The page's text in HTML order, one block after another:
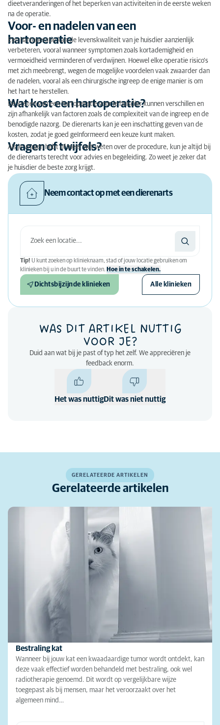
dieetveranderingen of het beperken van activiteiten in de eerste weken
na de operatie.
Voor- en nadelen van een
hartoperatie
Een hartoperatie kan de levenskwaliteit van je huisdier aanzienlijk
verbeteren, vooral wanneer symptomen zoals kortademigheid en
vermoeidheid verminderen of verdwijnen. Hoewel elke operatie risico's
met zich meebrengt, wegen de mogelijke voordelen vaak zwaarder dan
de nadelen, vooral als een chirurgische ingreep de enige manier is om
het hart te herstellen.
Wat kost een hartoperatie?
De kosten van een hartoperatie voor je huisdier kunnen verschillen en
zijn afhankelijk van factoren zoals de complexiteit van de ingreep en de
benodigde nazorg. De dierenarts kan je een inschatting geven van de
kosten, zodat je goed geïnformeerd een keuze kunt maken.
Vragen of twijfels?
Als je vragen hebt of meer wilt weten over de procedure, kun je altijd bij
de dierenarts terecht voor advies en begeleiding. Zo weet je zeker dat
je huisdier de beste zorg krijgt.
Neem contact op met een dierenarts
Tip! U kunt zoeken op klinieknaam, stad of jouw locatie gebruiken om
klinieken bij u in de buurt te vinden. Hoe in te schakelen.
Dichtsbijzijnde klinieken Alle klinieken
WAS DIT ARTIKEL NUTTIG
VOOR JE?
Duid aan wat bij je past of typ het zelf. We appreciëren je
feedback enorm.
Het was nuttigDit was niet nuttig
GERELATEERDE ARTIKELEN
Gerelateerde artikelen
Bestraling kat
Wanneer bij jouw kat een kwaadaardige tumor wordt ontdekt, kan
deze vaak effectief worden behandeld met bestraling, ook wel
radiotherapie genoemd. Dit wordt op vergelijkbare wijze
toegepast als bij mensen, maar het veroorzaakt over het
algemeen mind…